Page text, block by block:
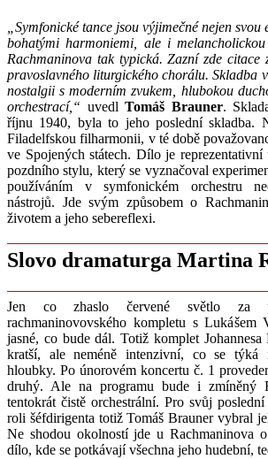
„Symfonické tance jsou výjimečné nejen
bohatými harmoniemi, ale i
Rachmaninova tak typická. Zazní zde
pravoslavného liturgického chorálu. Skladba
nostalgii s moderním zvukem, hlubokou
orchestrací,“ uvedl Tomáš Brauner.
říjnu 1940, byla to jeho poslední skladba.
Filadelfskou filharmonii, v té době
ve Spojených státech. Dílo je reprezentativní
pozdního stylu, který se vyznačoval
používáním v symfonickém orchestru
nástrojů. Jde svým způsobem o
životem a jeho sebereflexi.
Slovo dramaturga Martina
Jen co zhaslo červené světlo za
rachmaninovovského kompletu s Lukášem
jasné, co bude dál. Totiž komplet Johannesa
kratší, ale neméně intenzivní, co se týká
hloubky. Po únorovém koncertu č. 1
druhý. Ale na programu bude i zmíněný
tentokrát čistě orchestrální. Pro svůj
roli šéfdirigenta totiž Tomáš Brauner vybral
Ne shodou okolností jde u Rachmaninova
dílo, kde se potkávají všechna jeho hudební,